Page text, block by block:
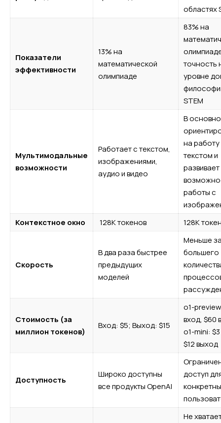
областях
Показатели
эффективности
13% на
математической
олимпиаде
83% на
точность
уровне
STEM
Мультимодальные
возможности
Работает с текстом,
изображениями,
аудио и видео
В
на работу
текстом и
развивает
работы с
Контекстное окно
128K токенов 128K
Скорость
В два раза быстрее
предыдущих
моделей
Меньше
большего
Стоимость (за
миллион токенов)
Вход: $5; Выход: $15
o1-
вход, $60
o1-mini:
$12 выход
Доступность
Широко доступны
все продукты OpenAI
доступ
Не